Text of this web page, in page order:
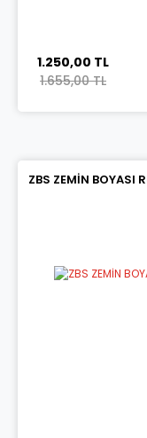
1.250,00 TL
1.655,00 TL
ZBS ZEMİN